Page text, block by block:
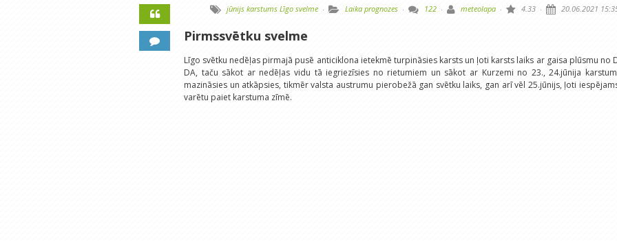
jūnijs karstums Līgo svelme · Laika prognozes · 122 · meteolapa · 4.33 · 20.06.2021
Pirmssvētku svelme
Līgo svētku nedēļas pirmajā pusē anticiklona ietekmē turpināsies karsts un ļoti karsts laiks ar gaisa plūsmu no
DA, taču sākot ar nedēļas vidu tā iegriezīsies no rietumiem un sākot ar Kurzemi no 23., 24.jūnija
mazināsies un atkāpsies, tikmēr valsta austrumu pierobežā gan svētku laiks, gan arī vēl 25.jūnijs, ļoti
varētu paiet karstuma zīmē.